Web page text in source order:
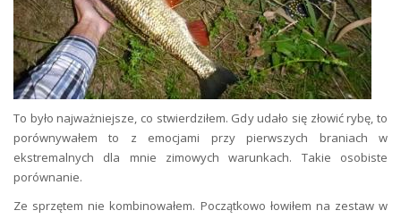
To było najważniejsze, co stwierdziłem. Gdy udało się złowić rybę, to
porównywałem to z emocjami przy pierwszych braniach w
ekstremalnych dla mnie zimowych warunkach. Takie osobiste
porównanie.
Ze sprzętem nie kombinowałem. Początkowo łowiłem na zestaw w